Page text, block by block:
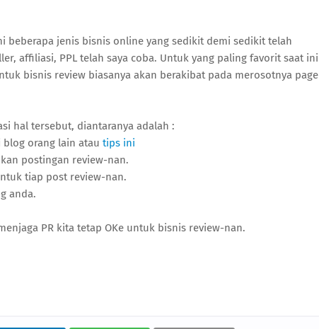
beberapa jenis bisnis online yang sedikit demi sedikit telah
affiliasi, PPL telah saya coba. Untuk yang paling favorit saat ini
bisnis review biasanya akan berakibat pada merosotnya page
hal tersebut, diantaranya adalah :
orang lain atau tips ini
postingan review-nan.
tiap post review-nan.
anda.
PR kita tetap OKe untuk bisnis review-nan.